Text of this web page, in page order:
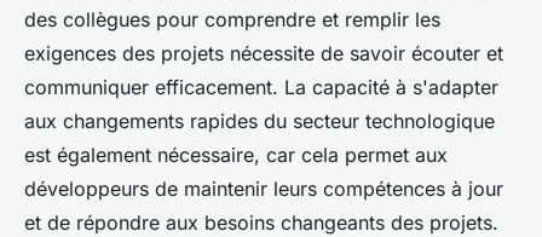
des collègues pour comprendre et remplir les
exigences des projets nécessite de savoir écouter et
communiquer efficacement. La capacité à s'adapter
aux changements rapides du secteur technologique
est également nécessaire, car cela permet aux
développeurs de maintenir leurs compétences à jour
et de répondre aux besoins changeants des projets.